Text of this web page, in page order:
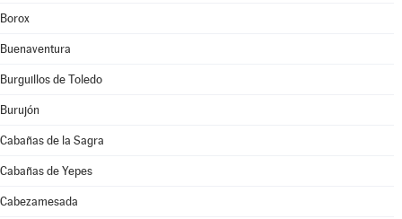
Borox
Buenaventura
Burguillos de Toledo
Burujón
Cabañas de la Sagra
Cabañas de Yepes
Cabezamesada